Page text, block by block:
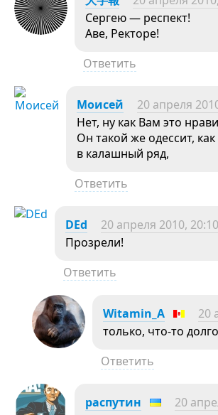
Сергею — респект!
Аве, Ректоре!
Ответить
Моисей 20 апреля
Нет, ну как Вам это
Он такой же одессит,
в калашный ряд,
Ответить
DEd 20 апреля 2010, 20:10
Прозрели!
Ответить
Witamin_A 20
только, что-то
Ответить
распутин 20